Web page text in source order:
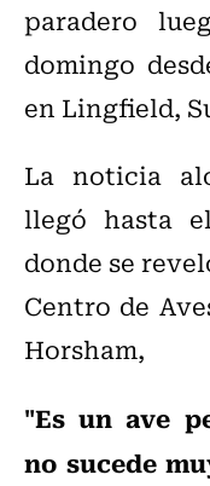
paradero
domingo
en Lingfield,
La noticia
llegó hasta
donde se
Centro de
Horsham,
"Es un ave
no sucede